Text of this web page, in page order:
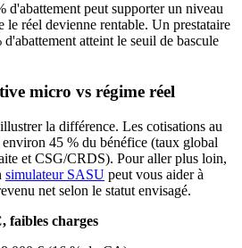
peut supporter un niveau
le réel devienne rentable. Un prestataire
atteint le seuil de bascule
micro vs régime réel
la différence. Les cotisations au
environ 45 % du bénéfice (taux global
et CSG/CRDS). Pour aller plus loin,
simulateur SASU peut vous aider à
net selon le statut envisagé.
faibles charges